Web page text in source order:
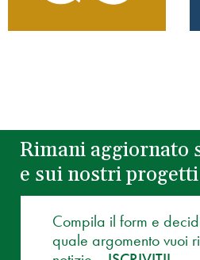
Rimani aggiornato
e sui nostri progetti
Compila il form e
quale argomento vuoi